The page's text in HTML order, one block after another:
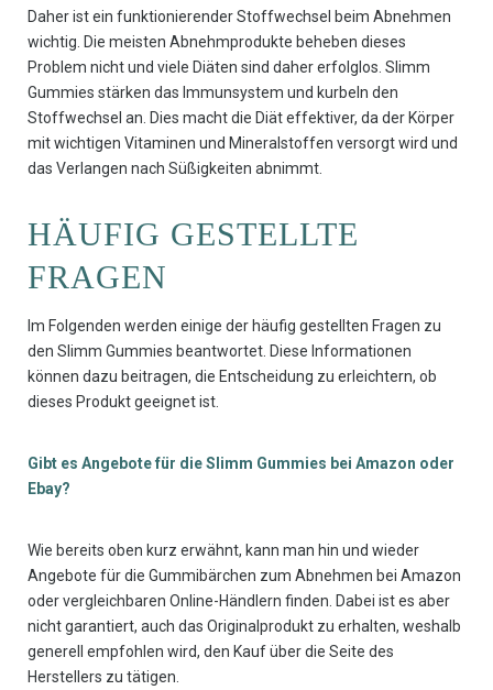
Daher ist ein funktionierender Stoffwechsel beim Abnehmen
wichtig. Die meisten Abnehmprodukte beheben dieses
Problem nicht und viele Diäten sind daher erfolglos. Slimm
Gummies stärken das Immunsystem und kurbeln den
Stoffwechsel an. Dies macht die Diät effektiver, da der Körper
mit wichtigen Vitaminen und Mineralstoffen versorgt wird und
das Verlangen nach Süßigkeiten abnimmt.
HÄUFIG GESTELLTE
FRAGEN
Im Folgenden werden einige der häufig gestellten Fragen zu
den Slimm Gummies beantwortet. Diese Informationen
können dazu beitragen, die Entscheidung zu erleichtern, ob
dieses Produkt geeignet ist.
Gibt es Angebote für die Slimm Gummies bei Amazon oder
Ebay?
Wie bereits oben kurz erwähnt, kann man hin und wieder
Angebote für die Gummibärchen zum Abnehmen bei Amazon
oder vergleichbaren Online-Händlern finden. Dabei ist es aber
nicht garantiert, auch das Originalprodukt zu erhalten, weshalb
generell empfohlen wird, den Kauf über die Seite des
Herstellers zu tätigen.